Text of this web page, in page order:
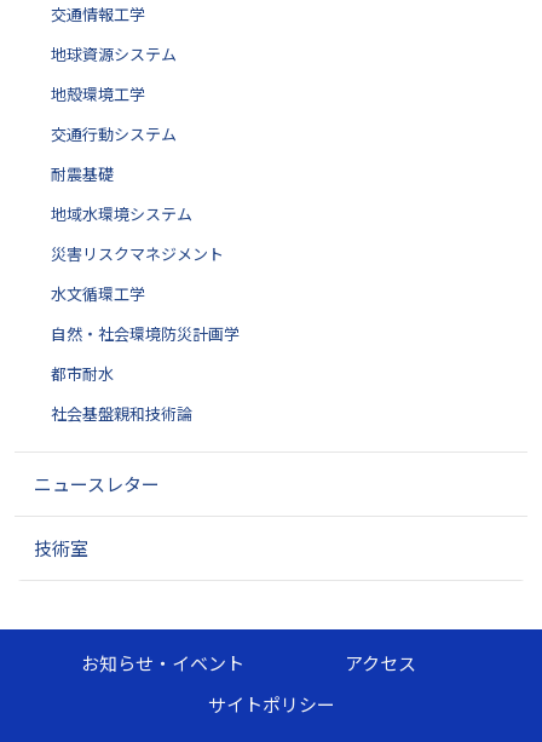
交通情報工学
地球資源システム
地殻環境工学
交通行動システム
耐震基礎
地域水環境システム
災害リスクマネジメント
水文循環工学
自然・社会環境防災計画学
都市耐水
社会基盤親和技術論
ニュースレター
技術室
お知らせ・イベント
アクセス
サイトポリシー